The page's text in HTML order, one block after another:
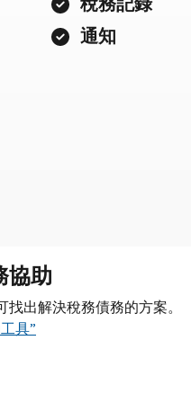
通知
協助
出解決稅務債務的方案。
具”